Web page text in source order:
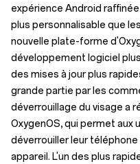
expérience Android
plus personnalisable que
nouvelle plate-forme
développement logiciel
des mises à jour plus
grande partie par les
déverrouillage du visage a
OxygenOS, qui permet aux
déverrouiller leur
appareil. L'un des plus